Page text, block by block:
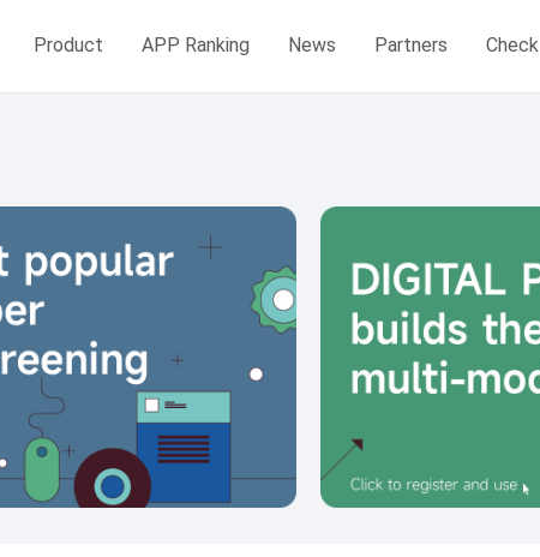
Product APP Ranking News Partners Check